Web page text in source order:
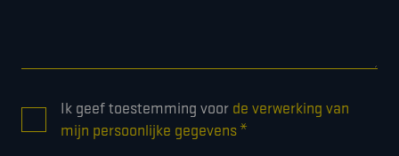
* Ik geef toestemming voor de verwerking van
mijn persoonlijke gegevens*